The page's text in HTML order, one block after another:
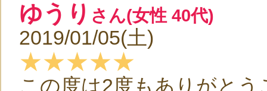
ゆうり さん(女性 40代)
2019/01/05(土)
★★★★★
この度は2度もありがと